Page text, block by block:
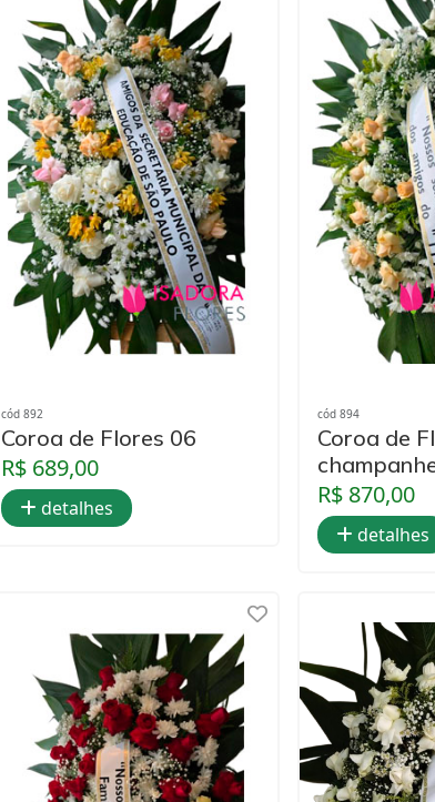
cód 892
Coroa de Flores 06
R$ 689,00
detalhes
cód 894
Coroa de
R$ 870,00
detalhes